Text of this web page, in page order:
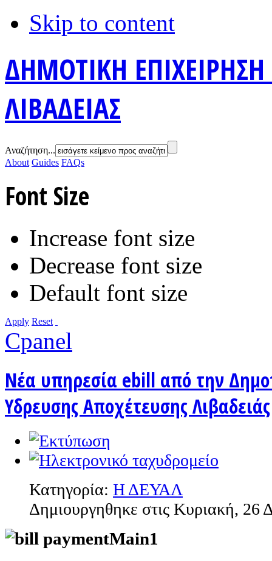
Skip to content
ΔΗΜΟΤΙΚΗ
ΛΙΒΑΔΕΙΑΣ
Αναζήτηση...
About Guides FAQs
Font Size
Increase font size
Decrease font size
Default font size
Apply Reset
Cpanel
Nέα υπηρεσία ebill από την
Υδρευσης Αποχέτευσης Λιβαδειάς
Κατηγορία: Η ΔΕΥΑΛ
Δημιουργηθηκε στις Κυριακή, 26